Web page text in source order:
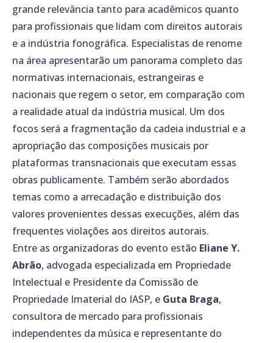
grande relevância tanto para acadêmicos quanto
para profissionais que lidam com direitos autorais
e a indústria fonográfica. Especialistas de renome
na área apresentarão um panorama completo das
normativas internacionais, estrangeiras e
nacionais que regem o setor, em comparação com
a realidade atual da indústria musical. Um dos
focos será a fragmentação da cadeia industrial e a
apropriação das composições musicais por
plataformas transnacionais que executam essas
obras publicamente. Também serão abordados
temas como a arrecadação e distribuição dos
valores provenientes dessas execuções, além das
frequentes violações aos direitos autorais.
Entre as organizadoras do evento estão Eliane Y.
Abrão, advogada especializada em Propriedade
Intelectual e Presidente da Comissão de
Propriedade Imaterial do IASP, e Guta Braga,
consultora de mercado para profissionais
independentes da música e representante do